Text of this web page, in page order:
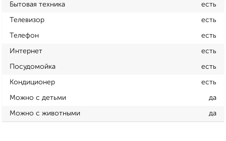
Бытовая техника есть
Телевизор есть
Телефон есть
Интернет есть
Посудомойка есть
Кондиционер есть
Можно с детьми да
Можно с животными да